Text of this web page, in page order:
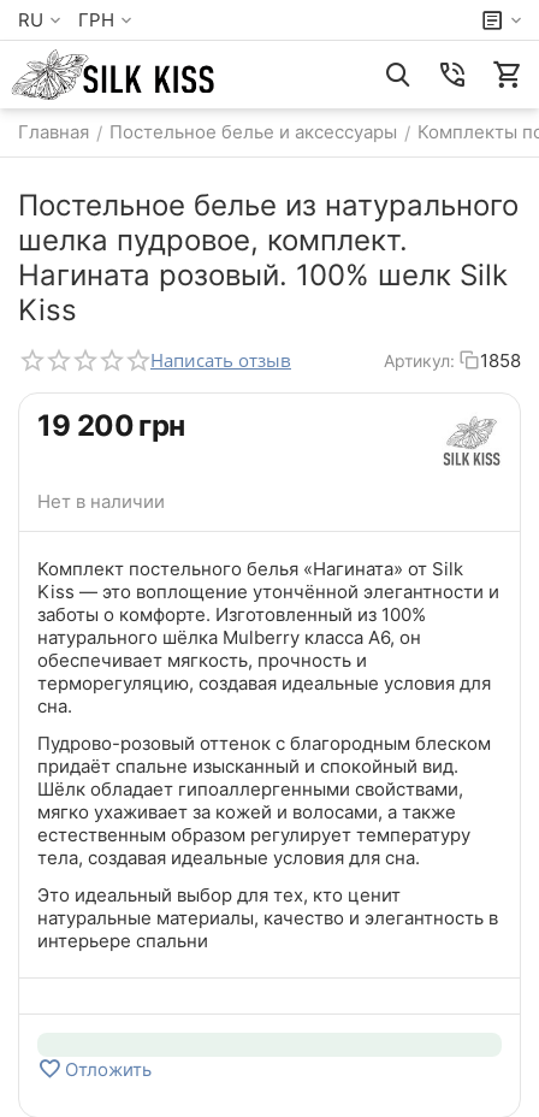
RU ГРН
Главная / Постельное белье и аксессуары / Комплекты
Постельное белье из натурального
шелка пудровое, комплект.
Нагината розовый. 100% шелк Silk
Kiss
Написать отзыв Артикул: 1858
‍19 200‍грн
Нет в наличии
Комплект постельного белья «Нагината» от Silk
Kiss — это воплощение утончённой элегантности и
заботы о комфорте. Изготовленный из 100%
натурального шёлка Mulberry класса A6, он
обеспечивает мягкость, прочность и
терморегуляцию, создавая идеальные условия для
сна.
Пудрово-розовый оттенок с благородным блеском
придаёт спальне изысканный и спокойный вид.
Шёлк обладает гипоаллергенными свойствами,
мягко ухаживает за кожей и волосами, а также
естественным образом регулирует температуру
тела, создавая идеальные условия для сна.
Это идеальный выбор для тех, кто ценит
натуральные материалы, качество и элегантность в
интерьере спальни
Отложить